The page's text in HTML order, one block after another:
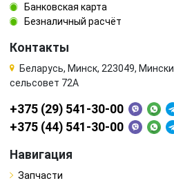
Банковская карта
Безналичный расчёт
Контакты
Беларусь, Минск, 223049,
сельсовет 72А
+375 (29) 541-30-00
+375 (44) 541-30-00
Навигация
Запчасти